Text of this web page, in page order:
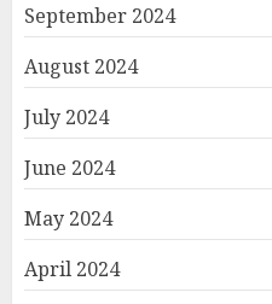
September 2024
August 2024
July 2024
June 2024
May 2024
April 2024